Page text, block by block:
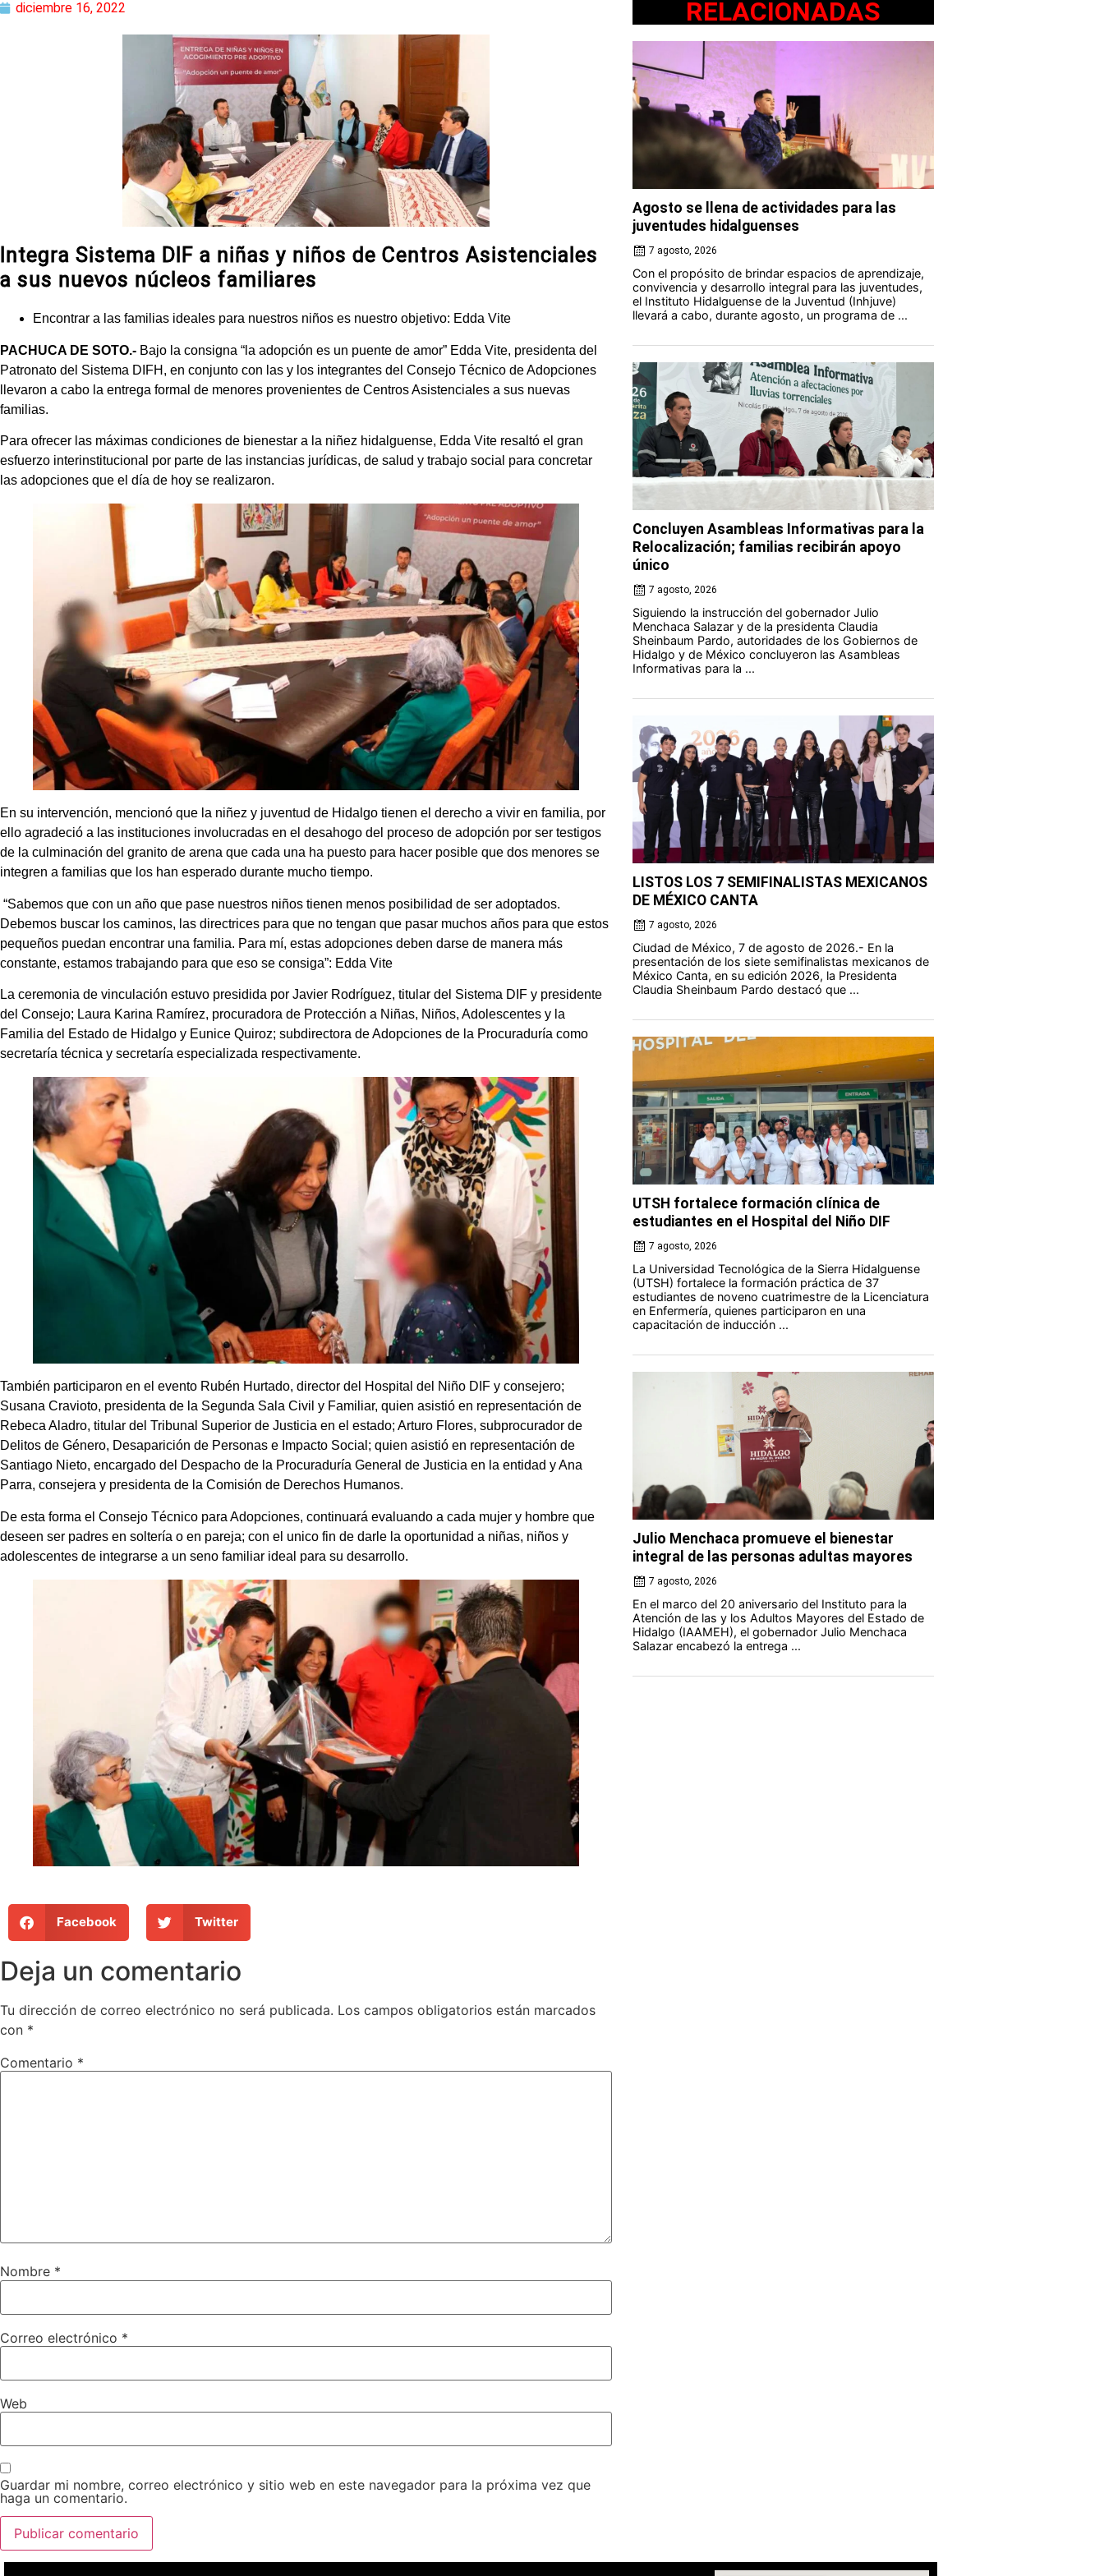
diciembre 16, 2022
Integra Sistema DIF a niñas y niños de Centros Asistenciales
a sus nuevos núcleos familiares
Encontrar a las familias ideales para nuestros niños es nuestro objetivo: Edda Vite
PACHUCA DE SOTO.- Bajo la consigna “la adopción es un puente de amor” Edda Vite, presidenta del
Patronato del Sistema DIFH, en conjunto con las y los integrantes del Consejo Técnico de Adopciones
llevaron a cabo la entrega formal de menores provenientes de Centros Asistenciales a sus nuevas
familias.
Para ofrecer las máximas condiciones de bienestar a la niñez hidalguense, Edda Vite resaltó el gran
esfuerzo interinstitucional por parte de las instancias jurídicas, de salud y trabajo social para concretar
las adopciones que el día de hoy se realizaron.
En su intervención, mencionó que la niñez y juventud de Hidalgo tienen el derecho a vivir en familia, por
ello agradeció a las instituciones involucradas en el desahogo del proceso de adopción por ser testigos
de la culminación del granito de arena que cada una ha puesto para hacer posible que dos menores se
integren a familias que los han esperado durante mucho tiempo.
“Sabemos que con un año que pase nuestros niños tienen menos posibilidad de ser adoptados.
Debemos buscar los caminos, las directrices para que no tengan que pasar muchos años para que estos
pequeños puedan encontrar una familia. Para mí, estas adopciones deben darse de manera más
constante, estamos trabajando para que eso se consiga”: Edda Vite
La ceremonia de vinculación estuvo presidida por Javier Rodríguez, titular del Sistema DIF y presidente
del Consejo; Laura Karina Ramírez, procuradora de Protección a Niñas, Niños, Adolescentes y la
Familia del Estado de Hidalgo y Eunice Quiroz; subdirectora de Adopciones de la Procuraduría como
secretaría técnica y secretaría especializada respectivamente.
También participaron en el evento Rubén Hurtado, director del Hospital del Niño DIF y consejero;
Susana Cravioto, presidenta de la Segunda Sala Civil y Familiar, quien asistió en representación de
Rebeca Aladro, titular del Tribunal Superior de Justicia en el estado; Arturo Flores, subprocurador de
Delitos de Género, Desaparición de Personas e Impacto Social; quien asistió en representación de
Santiago Nieto, encargado del Despacho de la Procuraduría General de Justicia en la entidad y Ana
Parra, consejera y presidenta de la Comisión de Derechos Humanos.
De esta forma el Consejo Técnico para Adopciones, continuará evaluando a cada mujer y hombre que
deseen ser padres en soltería o en pareja; con el unico fin de darle la oportunidad a niñas, niños y
adolescentes de integrarse a un seno familiar ideal para su desarrollo.
Facebook Twitter
Deja un comentario
Tu dirección de correo electrónico no será publicada. Los campos obligatorios están marcados
con *
Comentario *
Nombre *
Correo electrónico *
Web
Guardar mi nombre, correo electrónico y sitio web en este navegador para la próxima vez que
haga un comentario.
RELACIONADAS
Agosto se llena de actividades para las
juventudes hidalguenses
7 agosto, 2026
Con el propósito de brindar espacios de aprendizaje,
convivencia y desarrollo integral para las juventudes,
el Instituto Hidalguense de la Juventud (Inhjuve)
llevará a cabo, durante agosto, un programa de ...
Concluyen Asambleas Informativas para la
Relocalización; familias recibirán apoyo
único
7 agosto, 2026
Siguiendo la instrucción del gobernador Julio
Menchaca Salazar y de la presidenta Claudia
Sheinbaum Pardo, autoridades de los Gobiernos de
Hidalgo y de México concluyeron las Asambleas
Informativas para la ...
LISTOS LOS 7 SEMIFINALISTAS MEXICANOS
DE MÉXICO CANTA
7 agosto, 2026
Ciudad de México, 7 de agosto de 2026.- En la
presentación de los siete semifinalistas mexicanos de
México Canta, en su edición 2026, la Presidenta
Claudia Sheinbaum Pardo destacó que ...
UTSH fortalece formación clínica de
estudiantes en el Hospital del Niño DIF
7 agosto, 2026
La Universidad Tecnológica de la Sierra Hidalguense
(UTSH) fortalece la formación práctica de 37
estudiantes de noveno cuatrimestre de la Licenciatura
en Enfermería, quienes participaron en una
capacitación de inducción ...
Julio Menchaca promueve el bienestar
integral de las personas adultas mayores
7 agosto, 2026
En el marco del 20 aniversario del Instituto para la
Atención de las y los Adultos Mayores del Estado de
Hidalgo (IAAMEH), el gobernador Julio Menchaca
Salazar encabezó la entrega ...